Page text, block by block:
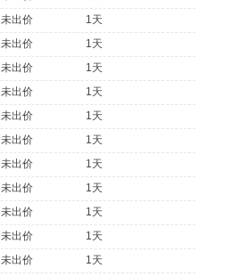
未出价
1天
未出价
1天
未出价
1天
未出价
1天
未出价
1天
未出价
1天
未出价
1天
未出价
1天
未出价
1天
未出价
1天
未出价
1天